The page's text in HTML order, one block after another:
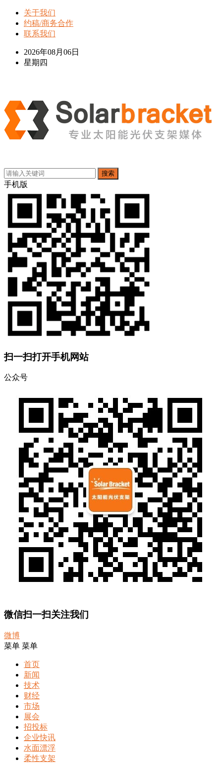
关于我们
约稿/商务合作
联系我们
2026年08月06日
星期四
搜索
手机版
扫一扫打开手机网站
公众号
微信扫一扫关注我们
微博
菜单 菜单
首页
新闻
技术
财经
市场
展会
招投标
企业快讯
水面漂浮
柔性支架